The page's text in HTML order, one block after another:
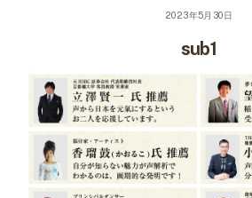
2023年5月30日
sub1